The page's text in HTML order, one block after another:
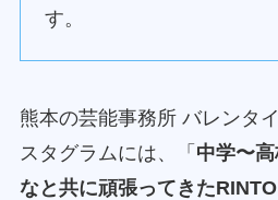
す。
熊本の芸能事務所 バレンタ
スタグラムには、「 中学〜
なと共に頑張ってきたRINTO